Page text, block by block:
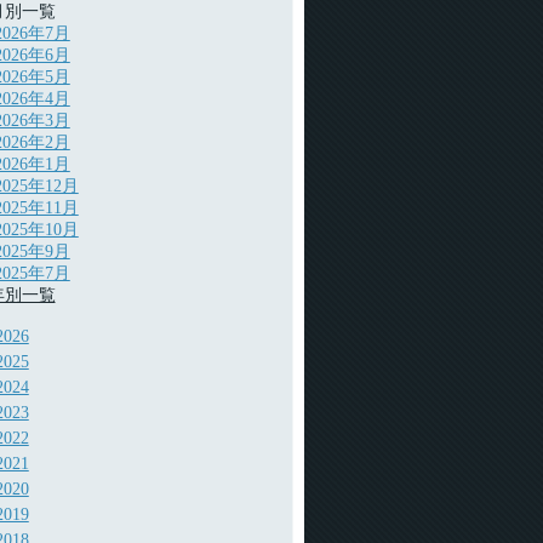
一覧
年7月
年6月
年5月
年4月
年3月
年2月
年1月
年12月
年11月
年10月
年9月
年7月
一覧